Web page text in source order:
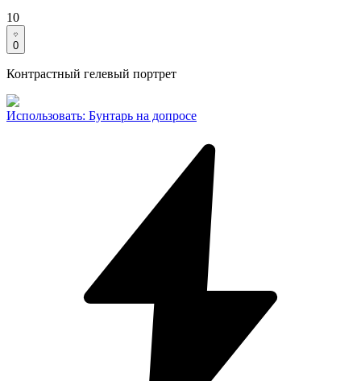
10
0
Контрастный гелевый портрет
Использовать: Бунтарь на допросе